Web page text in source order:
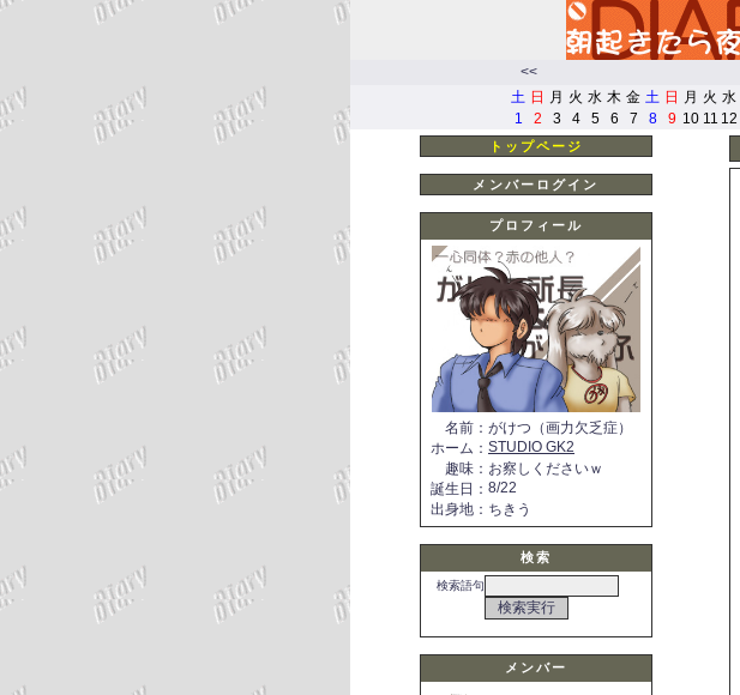
<<
土 日 月 火 水 木 金 土 日 月 火 水
1
2 3 4 5 6 7 8 9 10 11 12
トップページ
メンバーログイン
プロフィール
名前 ： がけつ（画力欠乏症）
ホーム ： STUDIO GK2
趣味 ： お察しくださいｗ
誕生日 ： 8/22
出身地 ： ちきう
検索
検索語句
メンバー